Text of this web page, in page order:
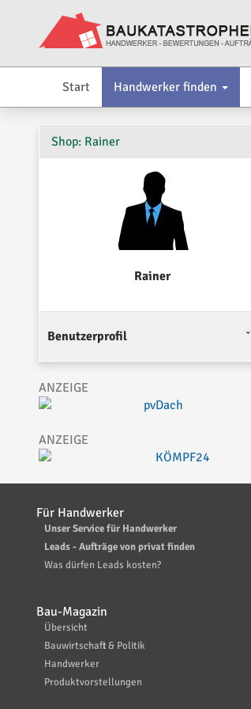
Start Handwerker finden
Shop: Rainer
Rainer
Benutzerprofil
Für Handwerker
Unser Service für Handwerker
Leads - Aufträge von privat finden
Was dürfen Leads kosten?
Bau-Magazin
Übersicht
Bauwirtschaft & Politik
Handwerker
Produktvorstellungen